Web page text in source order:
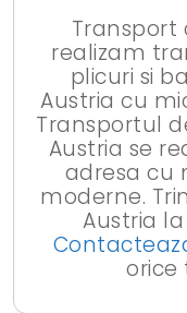
Transport
realizam
plicuri si
Austria cu
Transportul
Austria se
adresa cu
moderne.
Austria
orice